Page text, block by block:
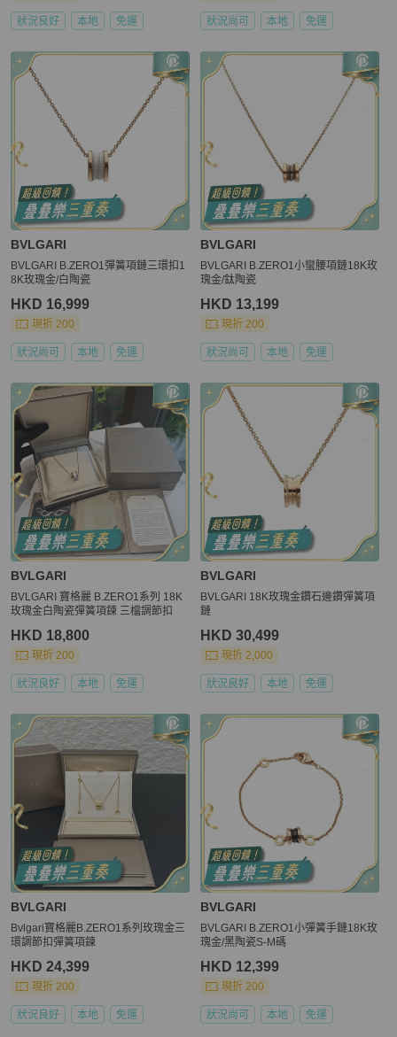
狀況良好 本地 免運 狀況尚可 本地 免運
BVLGARI
BVLGARI B.ZERO1彈簧項鏈三環扣1
8K玫瑰金/白陶瓷
HKD 16,999
現折 200
狀況尚可 本地 免運
BVLGARI
BVLGARI B.ZERO1小蠻腰項鏈18K玫
瑰金/鈦陶瓷
HKD 13,199
現折 200
狀況尚可 本地 免運
BVLGARI
BVLGARI 寶格麗 B.ZERO1系列 18K
玫瑰金白陶瓷彈簧項鍊 三檔調節扣
HKD 18,800
現折 200
狀況良好 本地 免運
BVLGARI
BVLGARI 18K玫瑰金鑽石邊鑽彈簧項
鏈
HKD 30,499
現折 2,000
狀況良好 本地 免運
BVLGARI
Bvlgari寶格麗B.ZERO1系列玫瑰金三
環調節扣彈簧項鍊
HKD 24,399
現折 200
狀況良好 本地 免運
BVLGARI
BVLGARI B.ZERO1小彈簧手鏈18K玫
瑰金/黑陶瓷S-M碼
HKD 12,399
現折 200
狀況尚可 本地 免運